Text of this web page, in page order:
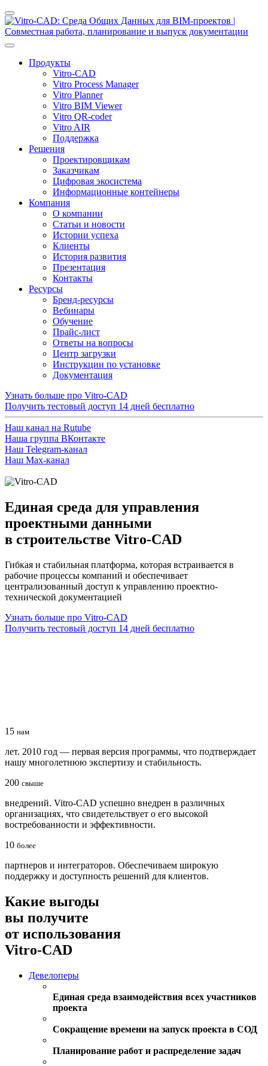
Продукты
Vitro-CAD
Vitro Process Manager
Vitro Planner
Vitro BIM Viewer
Vitro QR-coder
Vitro AIR
Поддержка
Решения
Проектировщикам
Заказчикам
Цифровая экосистема
Информационные контейнеры
Компания
О компании
Статьи и новости
Истории успеха
Клиенты
История развития
Презентация
Контакты
Ресурсы
Бренд-ресурсы
Вебинары
Обучение
Прайс-лист
Ответы на вопросы
Центр загрузки
Инструкции по установке
Документация
Узнать больше про Vitro-CAD
Получить тестовый доступ 14 дней бесплатно
Наш канал на Rutube
Наша группа ВКонтакте
Наш Telegram-канал
Наш Max-канал
Единая среда для управления
проектными данными
в строительстве Vitro-CAD
Гибкая и стабильная платформа, которая встраивается в
рабочие процессы компаний и обеспечивает
централизованный доступ к управлению проектно-
технической документацией
Узнать больше про Vitro-CAD
Получить тестовый доступ 14 дней бесплатно
15 нам
лет. 2010 год — первая версия программы, что подтверждает
нашу многолетнюю экспертизу и стабильность.
200 свыше
внедрений. Vitro-CAD успешно внедрен в различных
организациях, что свидетельствует о его высокой
востребованности и эффективности.
10 более
партнеров и интеграторов. Обеспечиваем широкую
поддержку и доступность решений для клиентов.
Какие выгоды
вы получите
от использования
Vitro-CAD
Девелоперы
Единая среда взаимодействия всех участников
проекта
Сокращение времени на запуск проекта в СОД
Планирование работ и распределение задач